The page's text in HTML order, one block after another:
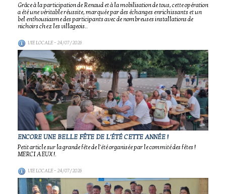
Grâce à la participation de Renaud et à la mobilisation de tous, cette opération
a été une véritable réussite, marquée par des échanges enrichissants et un
bel enthousiasme des participants avec de nombreuses installations de
nichoirs chez les villageois..
VIE LOCALE- 24/07/2026
ENCORE UNE BELLE FÊTE DE L'ÉTÉ CETTE ANNÉE !
Petit article sur la grande fête de l'été organisée par le commité des fêtes !
MERCI A EUX !.
VIE LOCALE- 24/07/2026